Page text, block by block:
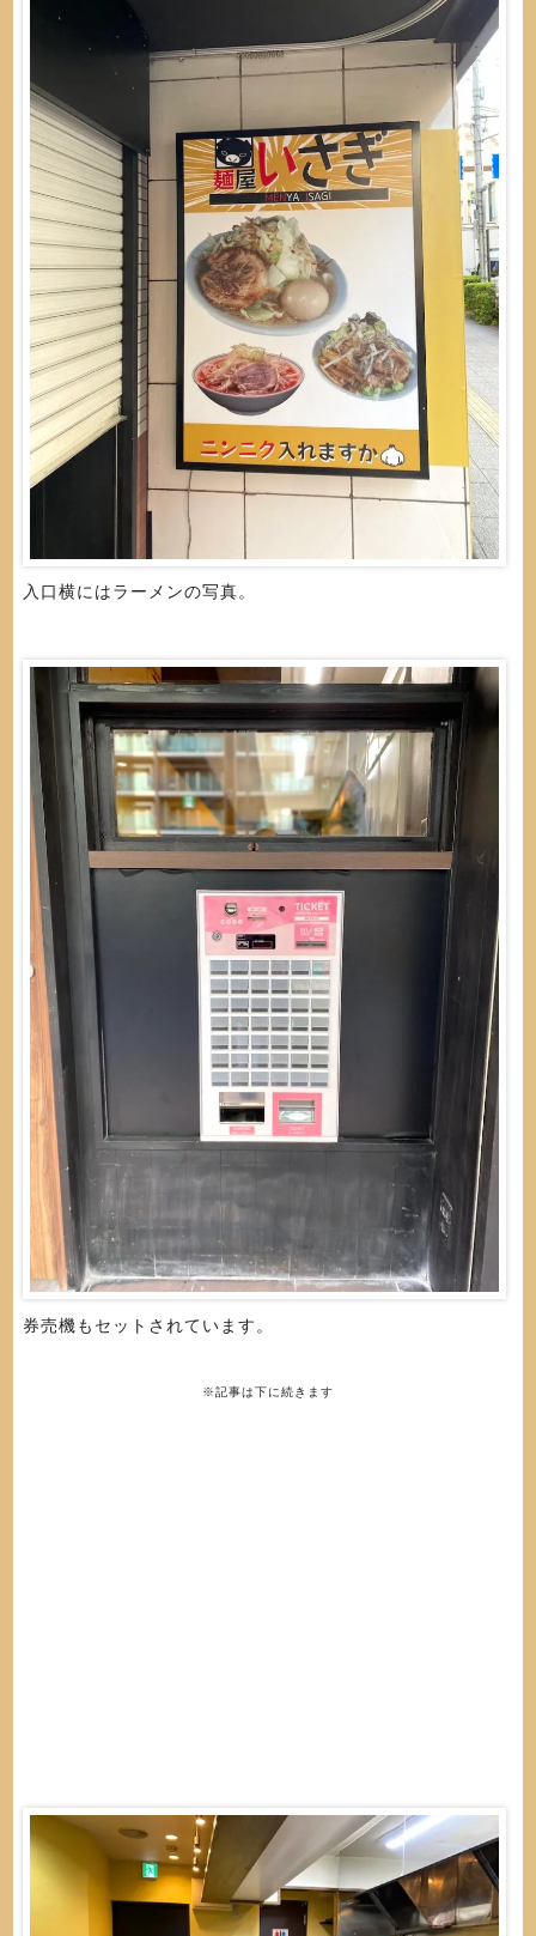
入口横にはラーメンの写真。
券売機もセットされています。
※記事は下に続きます